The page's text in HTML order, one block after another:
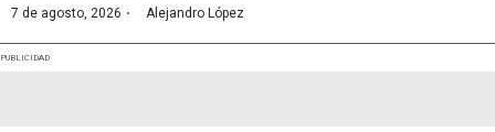
7 de agosto, 2026 · Alejandro López
PUBLICIDAD